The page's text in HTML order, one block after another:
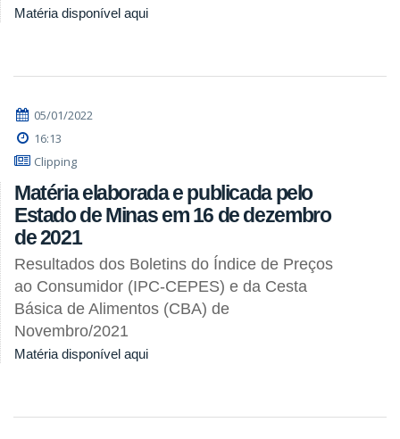
Matéria disponível aqui
05/01/2022
16:13
Clipping
Matéria elaborada e publicada pelo
Estado de Minas em 16 de dezembro
de 2021
Resultados dos Boletins do Índice de Preços
ao Consumidor (IPC-CEPES) e da Cesta
Básica de Alimentos (CBA) de
Novembro/2021
Matéria disponível aqui